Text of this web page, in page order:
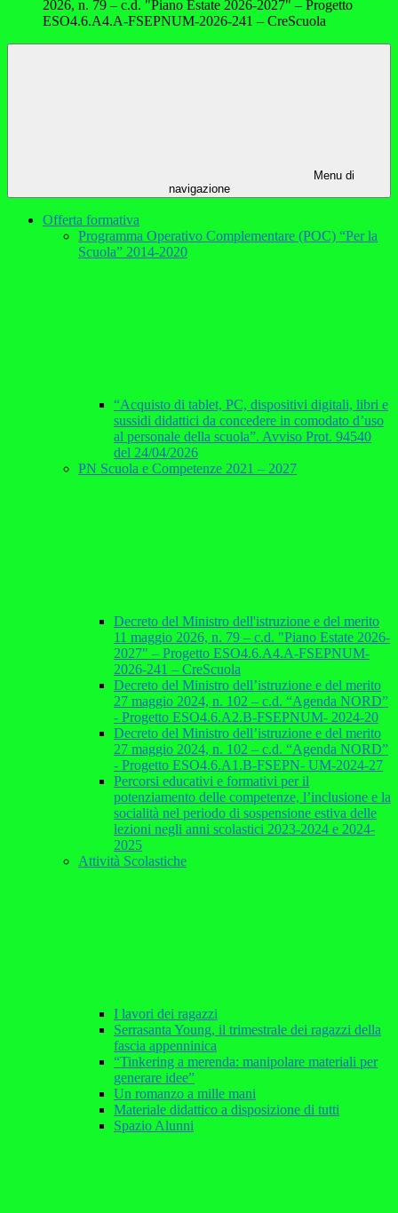
2026, n. 79 – c.d. "Piano Estate 2026-2027" – Progetto
ESO4.6.A4.A-FSEPNUM-2026-241 – CreScuola
Menu di
navigazione
Offerta formativa
Programma Operativo Complementare (POC) “Per la
Scuola” 2014-2020
“Acquisto di tablet, PC, dispositivi digitali, libri e
sussidi didattici da concedere in comodato d’uso
al personale della scuola”. Avviso Prot. 94540
del 24/04/2026
PN Scuola e Competenze 2021 – 2027
Decreto del Ministro dell'istruzione e del merito
11 maggio 2026, n. 79 – c.d. "Piano Estate 2026-
2027" – Progetto ESO4.6.A4.A-FSEPNUM-
2026-241 – CreScuola
Decreto del Ministro dell’istruzione e del merito
27 maggio 2024, n. 102 – c.d. “Agenda NORD”
- Progetto ESO4.6.A2.B-FSEPNUM- 2024-20
Decreto del Ministro dell’istruzione e del merito
27 maggio 2024, n. 102 – c.d. “Agenda NORD”
- Progetto ESO4.6.A1.B-FSEPN- UM-2024-27
Percorsi educativi e formativi per il
potenziamento delle competenze, l’inclusione e la
socialità nel periodo di sospensione estiva delle
lezioni negli anni scolastici 2023-2024 e 2024-
2025
Attività Scolastiche
I lavori dei ragazzi
Serrasanta Young, il trimestrale dei ragazzi della
fascia appenninica
“Tinkering a merenda: manipolare materiali per
generare idee”
Un romanzo a mille mani
Materiale didattico a disposizione di tutti
Spazio Alunni